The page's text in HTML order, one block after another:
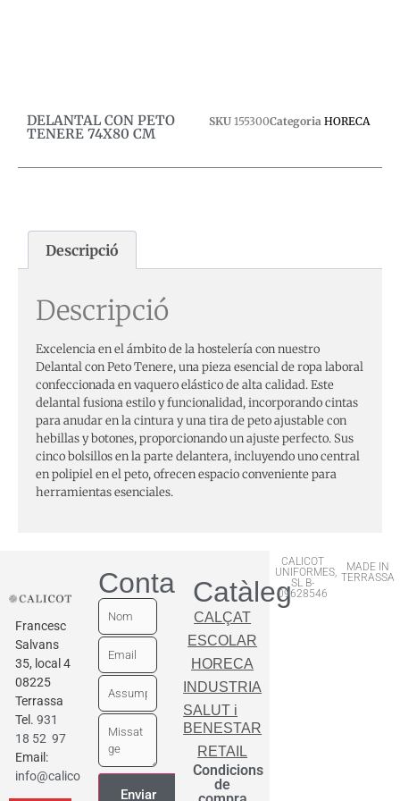
DELANTAL CON PETO
TENERE 74X80 CM
SKU 155300Categoria HORECA
Descripció
Descripció
Excelencia en el ámbito de la hostelería con nuestro
Delantal con Peto Tenere, una pieza esencial de ropa laboral
confeccionada en vaquero elástico de alta calidad. Este
delantal fusiona estilo y funcionalidad, incorporando cintas
para anudar en la cintura y una tira de peto ajustable con
hebillas y botones, proporcionando un ajuste perfecto. Sus
cinco bolsillos en la parte delantera, incluyendo uno central
en polipiel en el peto, ofrecen espacio conveniente para
herramientas esenciales.
Francesc
Salvans
35, local 4
08225
Terrassa
Tel. 931
18 52 97
Email:
info@calicot.cat
ContactarCatàleg
CALÇAT
ESCOLAR
HORECA
INDUSTRIA
SALUT i
BENESTAR
RETAIL
Condicions
de
CALICOT
UNIFORMES,
SL B-
09628546
MADE IN
TERRASSA